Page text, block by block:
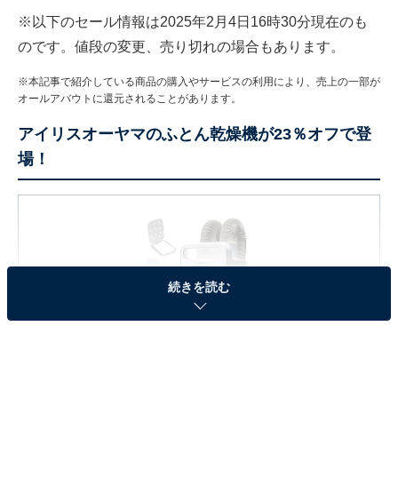
※以下のセール情報は2025年2月4日16時30分現在のも
のです。値段の変更、売り切れの場合もあります。
※本記事で紹介している商品の購入やサービスの利用により、売上の一部が
オールアバウトに還元されることがあります。
アイリスオーヤマのふとん乾燥機が23％オフで登
場！
続きを読む